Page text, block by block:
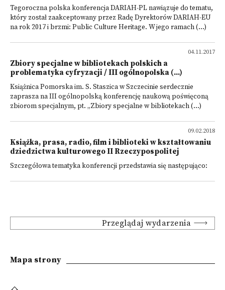
Tegoroczna polska konferencja DARIAH-PL nawiązuje do tematu,
który został zaakceptowany przez Radę Dyrektorów DARIAH-EU
na rok 2017 i brzmi: Public Culture Heritage. W jego ramach (...)
04.11.2017
Zbiory specjalne w bibliotekach polskich a
problematyka cyfryzacji / III ogólnopolska (...)
Książnica Pomorska im. S. Staszica w Szczecinie serdecznie
zaprasza na III ogólnopolską konferencję naukową poświęconą
zbiorom specjalnym, pt. „Zbiory specjalne w bibliotekach (...)
09.02.2018
Książka, prasa, radio, film i biblioteki w kształtowaniu
dziedzictwa kulturowego II Rzeczypospolitej
Szczegółowa tematyka konferencji przedstawia się następująco:
Przeglądaj wydarzenia
Mapa strony